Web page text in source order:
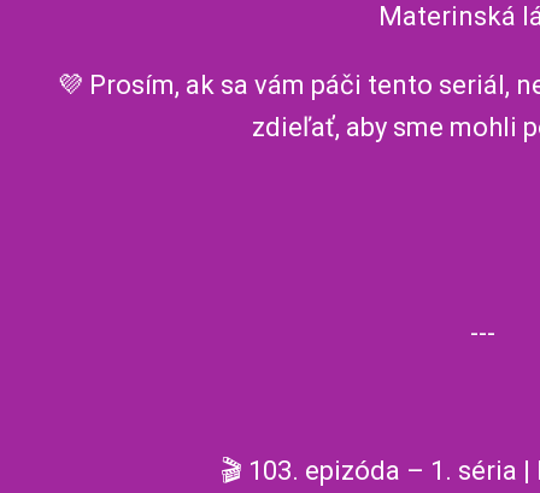
Materinská
💜 Prosím, ak sa vám páči tento seriál,
zdieľať, aby sme mohli
---
🎬 103. epizóda – 1. séria